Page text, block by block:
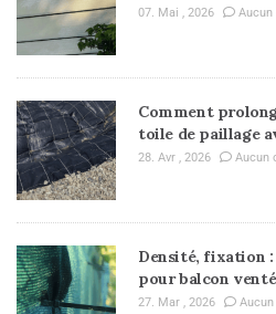
07. Mai , 2026
Comment
toile de paillage
28. Avr , 2026 Aucun
Densité, fixation
pour balcon venté
27. Mar , 2026